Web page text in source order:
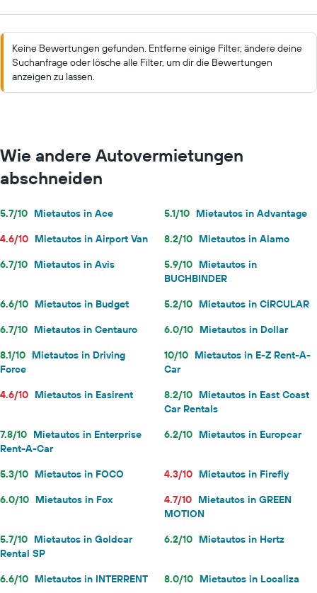
Keine Bewertungen gefunden. Entferne einige Filter, ändere deine
Suchanfrage oder lösche alle Filter, um dir die Bewertungen
anzeigen zu lassen.
Wie andere Autovermietungen
abschneiden
5.7/10 Mietautos in Ace 5.1/10 Mietautos in Advantage
4.6/10 Mietautos in Airport Van 8.2/10 Mietautos in Alamo
6.7/10 Mietautos in Avis 5.9/10 Mietautos in
BUCHBINDER
6.6/10 Mietautos in Budget 5.2/10 Mietautos in CIRCULAR
6.7/10 Mietautos in Centauro 6.0/10 Mietautos in Dollar
8.1/10 Mietautos in Driving
Force
10/10 Mietautos in E-Z Rent-A-
Car
4.6/10 Mietautos in Easirent 8.2/10 Mietautos in East Coast
Car Rentals
7.8/10 Mietautos in Enterprise
Rent-A-Car
6.2/10 Mietautos in Europcar
5.3/10 Mietautos in FOCO 4.3/10 Mietautos in Firefly
6.0/10 Mietautos in Fox 4.7/10 Mietautos in GREEN
MOTION
5.7/10 Mietautos in Goldcar
Rental SP
6.2/10 Mietautos in Hertz
6.6/10 Mietautos in INTERRENT 8.0/10 Mietautos in Localiza